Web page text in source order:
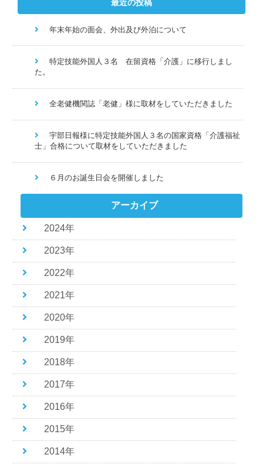
最近の投稿
年末年始の面会、外出及び外泊について
特定技能外国人３名 在留資格「介護」に移行しまし
た。
全老健機関誌「老健」様に取材をしていただきました
宇部日報様に特定技能外国人３名の国家資格「介護福祉
士」合格について取材をしていただきました
６月のお誕生日会を開催しました
アーカイブ
2024年
2023年
2022年
2021年
2020年
2019年
2018年
2017年
2016年
2015年
2014年